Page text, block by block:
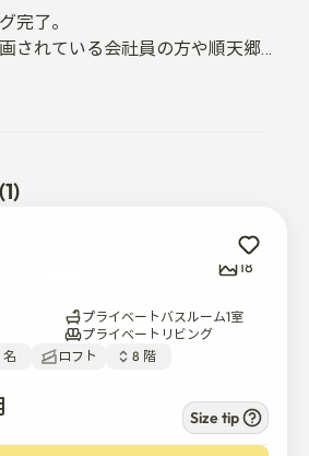
完了。
されている会社員の方や順天郷大
特におすすめいたします。
活できます。
間
れています
がよく入り、空気の循環がスムー
18
プライベートバスルーム1室
プライベートリビング
名 ロフト 8 階
Size tip